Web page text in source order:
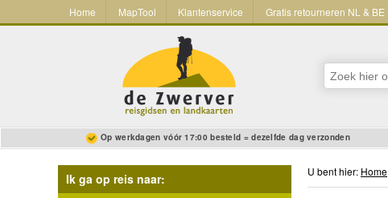
Home MapTool Klantenservice Gratis retourneren NL & BE
Op werkdagen vóór 17:00 besteld = dezelfde dag verzonden
Ik ga op reis naar: U bent hier: Home